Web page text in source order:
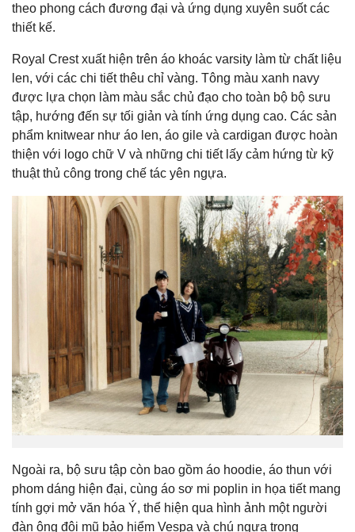
theo phong cách đương đại và ứng dụng xuyên suốt các
thiết kế.
Royal Crest xuất hiện trên áo khoác varsity làm từ chất liệu
len, với các chi tiết thêu chỉ vàng. Tông màu xanh navy
được lựa chọn làm màu sắc chủ đạo cho toàn bộ bộ sưu
tập, hướng đến sự tối giản và tính ứng dụng cao. Các sản
phẩm knitwear như áo len, áo gile và cardigan được hoàn
thiện với logo chữ V và những chi tiết lấy cảm hứng từ kỹ
thuật thủ công trong chế tác yên ngựa.
Ngoài ra, bộ sưu tập còn bao gồm áo hoodie, áo thun với
phom dáng hiện đại, cùng áo sơ mi poplin in họa tiết mang
tính gợi mở văn hóa Ý, thể hiện qua hình ảnh một người
đàn ông đội mũ bảo hiểm Vespa và chú ngựa trong